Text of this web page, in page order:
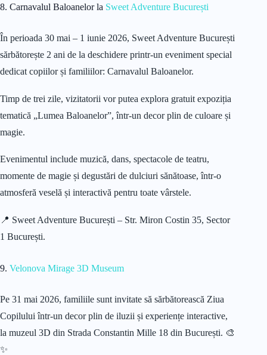
8. Carnavalul Baloanelor la Sweet Adventure București
În perioada 30 mai – 1 iunie 2026, Sweet Adventure București
sărbătorește 2 ani de la deschidere printr-un eveniment special
dedicat copiilor și familiilor: Carnavalul Baloanelor.
Timp de trei zile, vizitatorii vor putea explora gratuit expoziția
tematică „Lumea Baloanelor”, într-un decor plin de culoare și
magie.
Evenimentul include muzică, dans, spectacole de teatru,
momente de magie și degustări de dulciuri sănătoase, într-o
atmosferă veselă și interactivă pentru toate vârstele.
📍 Sweet Adventure București – Str. Miron Costin 35, Sector
1 București.
9. Velonova Mirage 3D Museum
Pe 31 mai 2026, familiile sunt invitate să sărbătorească Ziua
Copilului într-un decor plin de iluzii și experiențe interactive,
la muzeul 3D din Strada Constantin Mille 18 din București. 🎨
✨